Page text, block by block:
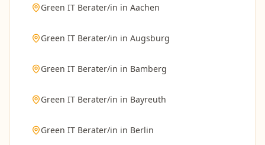
Green IT Berater/in in Aachen
Green IT Berater/in in Augsburg
Green IT Berater/in in Bamberg
Green IT Berater/in in Bayreuth
Green IT Berater/in in Berlin